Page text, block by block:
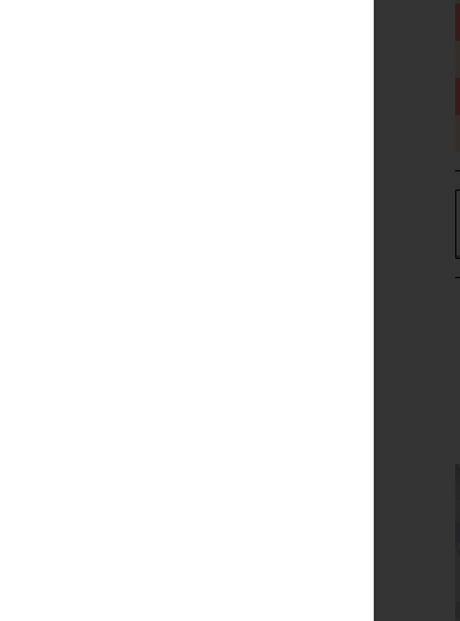
ASÍ
favoritos
la tienda? Y antes de que
escalada que ha tenido en
en que compramos.
vidas. Es imposible que
Entonces, ya no solo
es la nueva alianza de
esta nueva estrategia